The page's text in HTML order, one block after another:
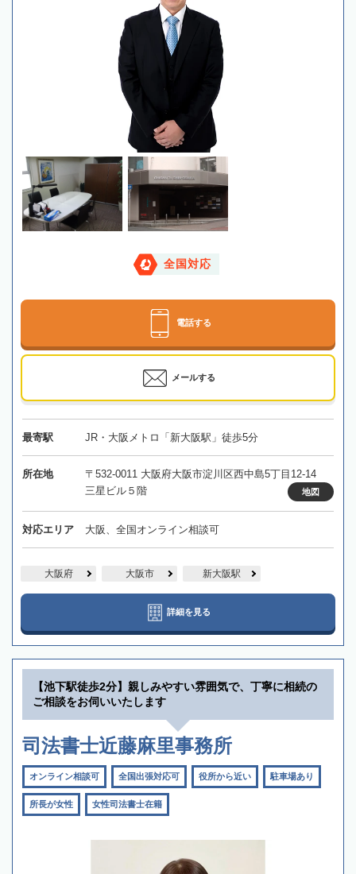
全国対応
電話する
メールする
最寄駅 JR・大阪メトロ「新大阪駅」徒歩5分
所在地
〒532-0011 大阪府大阪市淀川区西中島5丁目12-14
三星ビル５階
地図
対応エリア 大阪、全国オンライン相談可
大阪府 大阪市 新大阪駅
詳細を見る
【池下駅徒歩2分】親しみやすい雰囲気で、丁寧に相続の
ご相談をお伺いいたします
司法書士近藤麻里事務所
オンライン相談可 全国出張対応可 役所から近い 駐車場あり
所長が女性 女性司法書士在籍